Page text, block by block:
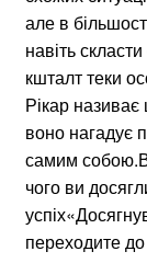
але в
навіть
кшталт теки
Рікар
воно нагадує
самим
чого ви
переходите